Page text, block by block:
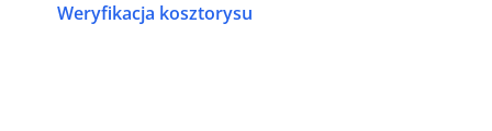
Weryfikacja kosztorysu